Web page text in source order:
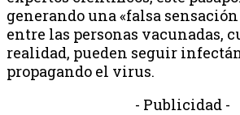
generando una «falsa
entre las personas vacunadas,
realidad, pueden seguir
propagando el virus.
- Publicidad -